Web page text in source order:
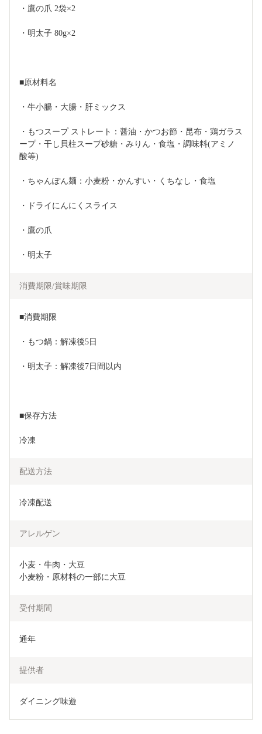
・鷹の爪 2袋×2
・明太子 80g×2
■原材料名
・牛小腸・大腸・肝ミックス
・もつスープ ストレート：醤油・かつお節・昆布・鶏ガラス
ープ・干し貝柱スープ砂糖・みりん・食塩・調味料(アミノ
酸等)
・ちゃんぽん麺：小麦粉・かんすい・くちなし・食塩
・ドライにんにくスライス
・鷹の爪
・明太子
消費期限/賞味期限
■消費期限
・もつ鍋：解凍後5日
・明太子：解凍後7日間以内
■保存方法
冷凍
配送方法
冷凍配送
アレルゲン
小麦・牛肉・大豆
小麦粉・原材料の一部に大豆
受付期間
通年
提供者
ダイニング味遊